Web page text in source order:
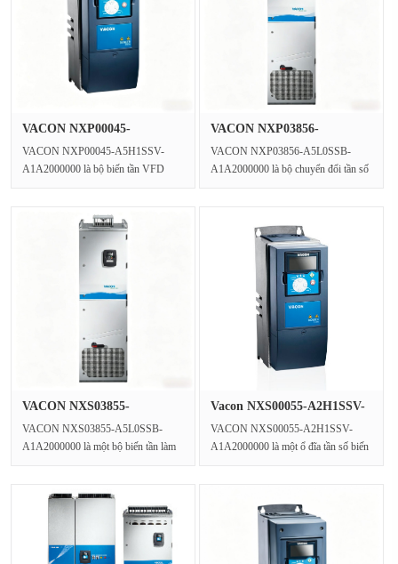
VACON NXP00045-
VACON NXP00045-A5H1SSV-
A1A2000000 là bộ biến tần VFD
VACON NXP03856-
VACON NXP03856-A5L0SSB-
A1A2000000 là bộ chuyển đổi tần số
VACON NXS03855-
VACON NXS03855-A5L0SSB-
A1A2000000 là một bộ biến tần làm
Vacon NXS00055-A2H1SSV-
VACON NXS00055-A2H1SSV-
A1A2000000 là một ổ đĩa tần số biến